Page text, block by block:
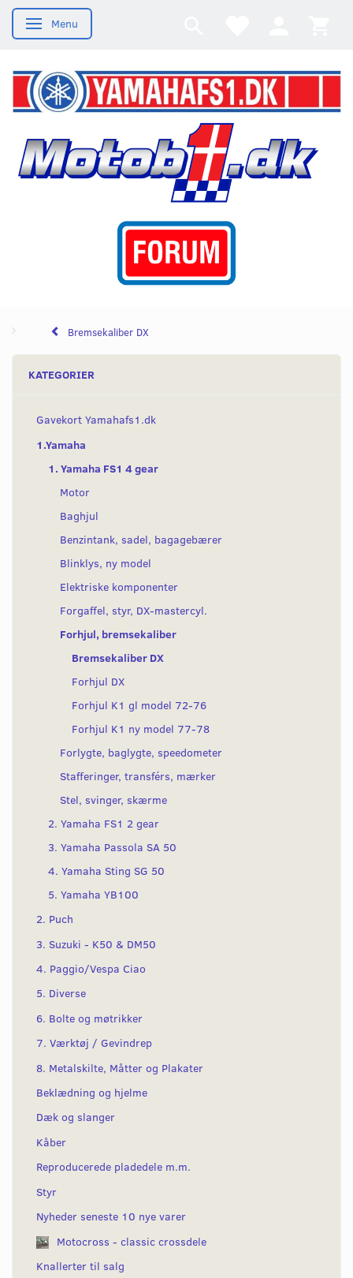
Skifte navigation
Menu
Bremsekaliber DX
KATEGORIER
Gavekort Yamahafs1.dk
1.Yamaha
1. Yamaha FS1 4 gear
Motor
Baghjul
Benzintank, sadel, bagagebærer
Blinklys, ny model
Elektriske komponenter
Forgaffel, styr, DX-mastercyl.
Forhjul, bremsekaliber
Bremsekaliber DX
Forhjul DX
Forhjul K1 gl model 72-76
Forhjul K1 ny model 77-78
Forlygte, baglygte, speedometer
Stafferinger, transférs, mærker
Stel, svinger, skærme
2. Yamaha FS1 2 gear
3. Yamaha Passola SA 50
4. Yamaha Sting SG 50
5. Yamaha YB100
2. Puch
3. Suzuki - K50 & DM50
4. Paggio/Vespa Ciao
5. Diverse
6. Bolte og møtrikker
7. Værktøj / Gevindrep
8. Metalskilte, Måtter og Plakater
Beklædning og hjelme
Dæk og slanger
Kåber
Reproducerede pladedele m.m.
Styr
Nyheder seneste 10 nye varer
Motocross - classic crossdele
Knallerter til salg